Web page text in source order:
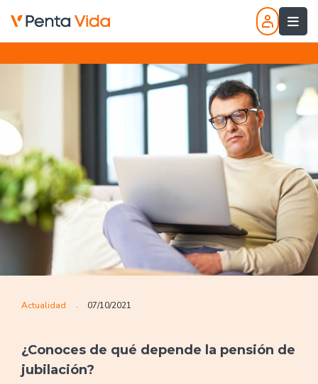
Actualidad . 07/10/2021
¿Conoces de qué depende la pensión de
jubilación?